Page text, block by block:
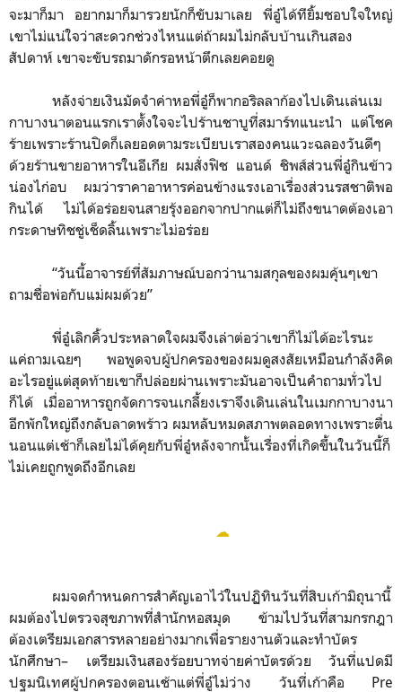
จะมาก็มา อยากมาก็มารวยนักก็ขับมาเลย พี่อู๋ได้ทียิ้มชอบใจใหญ่
เขาไม่แน่ใจว่าสะดวกช่วงไหนแต่ถ้าผมไม่กลับบ้านเกินสอง
สัปดาห์ เขาจะขับรถมาดักรอหน้าตึกเลยคอยดู
หลังจ่ายเงินมัดจำค่าหอพี่อู๋ก็พากอริลลาก้องไปเดินเล่นเม
กาบางนาตอนแรกเราตั้งใจจะไปร้านชาบูที่สมาร์ทแนะนำ แต่โชค
ร้ายเพราะร้านปิดก็เลยอดตามระเบียบเราสองคนแวะฉลองวันดีๆ
ด้วยร้านขายอาหารในอีเกีย ผมสั่งฟิช แอนด์ ชิพส์ส่วนพี่อู๋กินข้าว
น่องไก่อบ ผมว่าราคาอาหารค่อนข้างแรงเอาเรื่องส่วนรสชาติพอ
กินได้ ไม่ได้อร่อยจนสายรุ้งออกจากปากแต่ก็ไม่ถึงขนาดต้องเอา
กระดาษทิชชู่เช็ดลิ้นเพราะไม่อร่อย
“วันนี้อาจารย์ที่สัมภาษณ์บอกว่านามสกุลของผมคุ้นๆเขา
ถามชื่อพ่อกับแม่ผมด้วย”
พี่อู๋เลิกคิ้วประหลาดใจผมจึงเล่าต่อว่าเขาก็ไม่ได้อะไรนะ
แค่ถามเฉยๆ พอพูดจบผู้ปกครองของผมดูสงสัยเหมือนกำลังคิด
อะไรอยู่แต่สุดท้ายเขาก็ปล่อยผ่านเพราะมันอาจเป็นคำถามทั่วไป
ก็ได้ เมื่ออาหารถูกจัดการจนเกลี้ยงเราจึงเดินเล่นในเมกกาบางนา
อีกพักใหญ่ถึงกลับลาดพร้าว ผมหลับหมดสภาพตลอดทางเพราะตื่น
นอนแต่เช้าก็เลยไม่ได้คุยกับพี่อู๋หลังจากนั้นเรื่องที่เกิดขึ้นในวันนี้ก็
ไม่เคยถูกพูดถึงอีกเลย
☁
ผมจดกำหนดการสำคัญเอาไว้ในปฏิทินวันที่สิบเก้ามิถุนานี้
ผมต้องไปตรวจสุขภาพที่สำนักหอสมุด ข้ามไปวันที่สามกรกฎา
ต้องเตรียมเอกสารหลายอย่างมากเพื่อรายงานตัวและทำบัตร
นักศึกษา– เตรียมเงินสองร้อยบาทจ่ายค่าบัตรด้วย วันที่แปดมี
ปฐมนิเทศผู้ปกครองตอนเช้าแต่พี่อู๋ไม่ว่าง วันที่เก้าคือ Pre